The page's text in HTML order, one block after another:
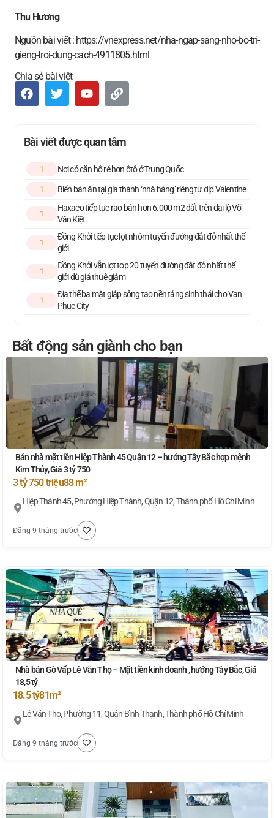
Thu Hương
Nguồn bài viết : https://vnexpress.net/nha-ngap-sang-nho-bo-tri-
gieng-troi-dung-cach-4911805.html
Chia sẻ bài viết
Bài viết được quan tâm
1 Nơi có căn hộ rẻ hơn ôtô ở Trung Quốc
1 Biến bàn ăn tại gia thành ‘nhà hàng’ riêng tư dịp Valentine
1
Haxaco tiếp tục rao bán hơn 6.000 m2 đất trên đại lộ Võ
Văn Kiệt
1
Đồng Khởi tiếp tục lọt nhóm tuyến đường đắt đỏ nhất thế
giới
1
Đồng Khởi vẫn lọt top 20 tuyến đường đắt đỏ nhất thế
giới dù giá thuê giảm
1
Địa thế ba mặt giáp sông tạo nền tảng sinh thái cho Van
Phuc City
Bất động sản giành cho bạn
Bán nhà mặt tiền Hiệp Thành 45 Quận 12 – hướng Tây Bắc hợp mệnh
Kim Thủy, Giá 3 tỷ 750
3 tỷ 750 triệu88 m²
Hiệp Thành 45, Phường Hiệp Thành, Quận 12, Thành phố Hồ Chí Minh
Đăng 9 tháng trước
Nhà bán Gò Vấp Lê Văn Thọ – Mặt tiền kinh doanh , hướng Tây Bắc, Giá
18,5 tỷ
18.5 tỷ81m²
Lê Văn Thọ, Phường 11, Quận Bình Thạnh, Thành phố Hồ Chí Minh
Đăng 9 tháng trước